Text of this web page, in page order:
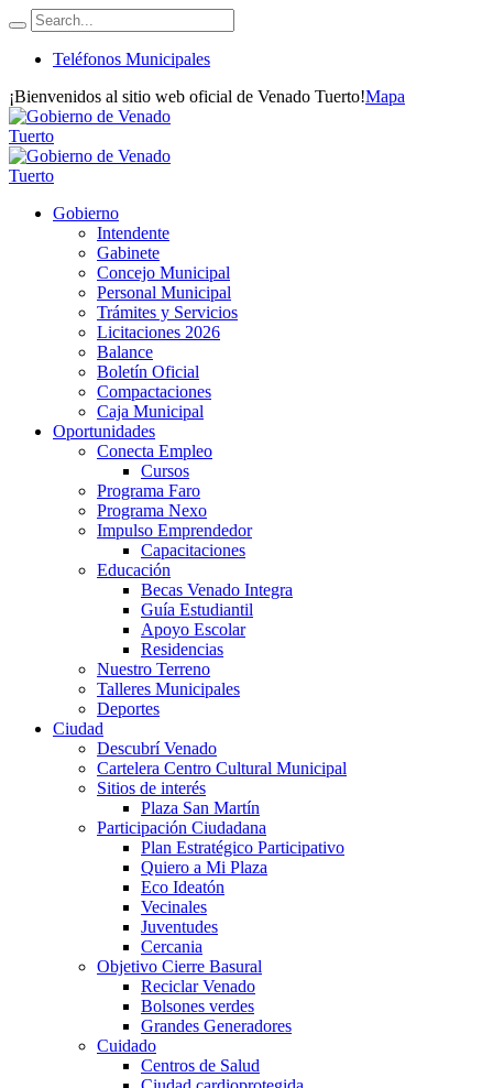
Teléfonos Municipales
¡Bienvenidos al sitio web oficial de Venado Tuerto!Mapa
Gobierno
Intendente
Gabinete
Concejo Municipal
Personal Municipal
Trámites y Servicios
Licitaciones 2026
Balance
Boletín Oficial
Compactaciones
Caja Municipal
Oportunidades
Conecta Empleo
Cursos
Programa Faro
Programa Nexo
Impulso Emprendedor
Capacitaciones
Educación
Becas Venado Integra
Guía Estudiantil
Apoyo Escolar
Residencias
Nuestro Terreno
Talleres Municipales
Deportes
Ciudad
Descubrí Venado
Cartelera Centro Cultural Municipal
Sitios de interés
Plaza San Martín
Participación Ciudadana
Plan Estratégico Participativo
Quiero a Mi Plaza
Eco Ideatón
Vecinales
Juventudes
Cercania
Objetivo Cierre Basural
Reciclar Venado
Bolsones verdes
Grandes Generadores
Cuidado
Centros de Salud